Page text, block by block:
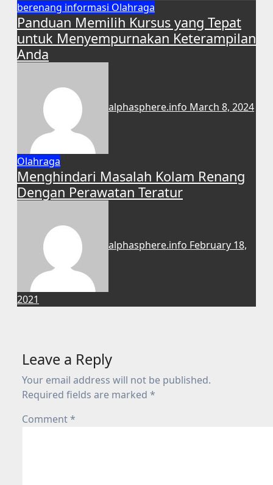
berenang informasi Olahraga
Panduan Memilih Kursus yang Tepat
untuk Menyempurnakan Keterampilan
Anda
alphasphere.info March 8, 2024
Olahraga
Menghindari Masalah Kolam Renang
Dengan Perawatan Teratur
alphasphere.info February 18,
2021
Leave a Reply
Your email address will not be published.
Required fields are marked *
Comment*